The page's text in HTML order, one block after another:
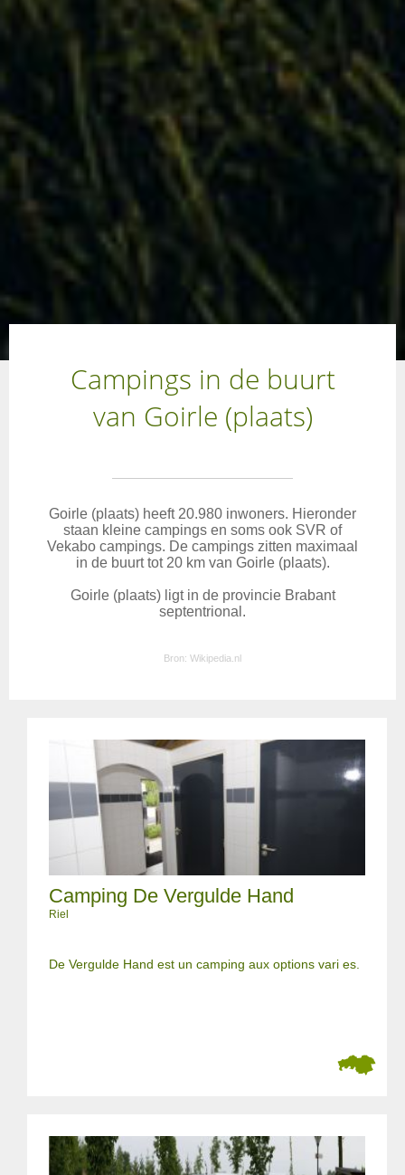
Campings in de buurt
van Goirle (plaats)
Goirle (plaats) heeft 20.980 inwoners. Hieronder
staan kleine campings en soms ook SVR of
Vekabo campings. De campings zitten maximaal
in de buurt tot 20 km van Goirle (plaats).
Goirle (plaats) ligt in de provincie Brabant
septentrional.
Bron: Wikipedia.nl
Camping De Vergulde Hand
Riel
De Vergulde Hand est un camping aux options vari es.